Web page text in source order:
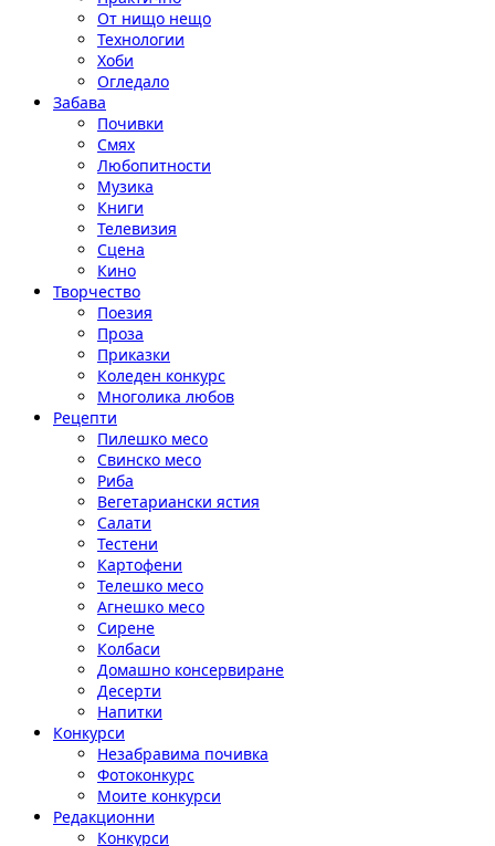
От нищо нещо
Технологии
Хоби
Огледало
Забава
Почивки
Смях
Любопитности
Музика
Книги
Телевизия
Сцена
Кино
Творчество
Поезия
Проза
Приказки
Коледен конкурс
Многолика любов
Рецепти
Пилешко месо
Свинско месо
Риба
Вегетариански ястия
Салати
Тестени
Картофени
Телешко месо
Агнешко месо
Сирене
Колбаси
Домашно консервиране
Десерти
Напитки
Конкурси
Незабравима почивка
Фотоконкурс
Моите конкурси
Редакционни
Конкурси